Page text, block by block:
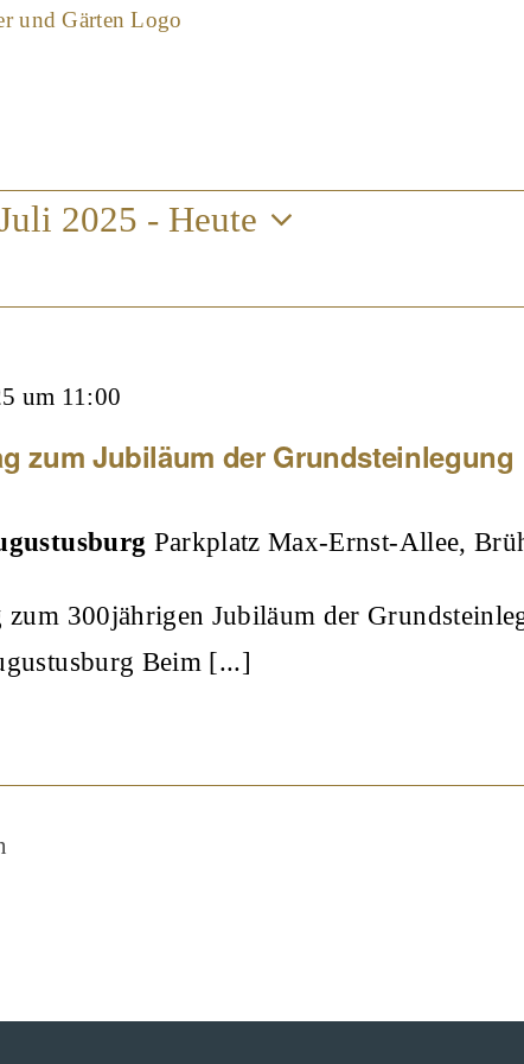
2025 - Heute
zum Jubiläum der Grundsteinlegung
um 11:00
Parkplatz Max-Ernst-Allee,
zum 300jährigen Jubiläum der
Beim [...]